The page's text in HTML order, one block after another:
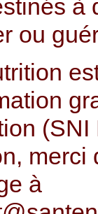
à
ou
merci
à